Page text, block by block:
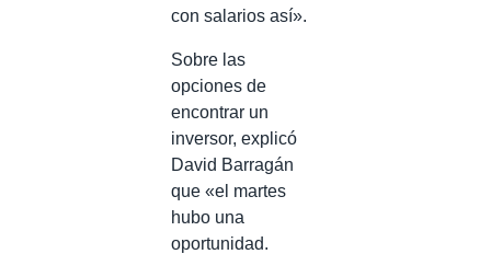
con salarios así».
Sobre las
opciones de
encontrar un
inversor, explicó
David Barragán
que «el martes
hubo una
oportunidad.